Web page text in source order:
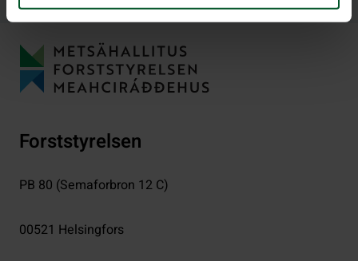
Forststyrelsen
PB 80 (Semaforbron 12 C)
00521 Helsingfors